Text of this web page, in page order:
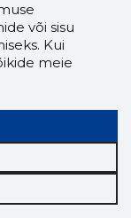
stiilis
loob
lastele nende
või sisu
Kui
meie